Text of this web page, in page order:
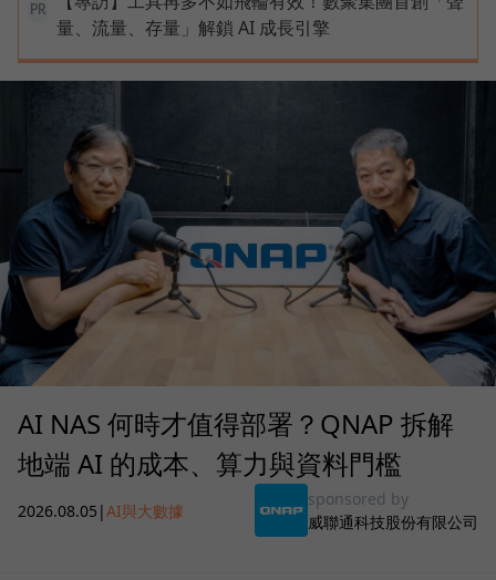
PR
量、流量、存量」解鎖 AI 成長引擎
AI NAS 何時才值得部署？QNAP 拆解
地端 AI 的成本、算力與資料門檻
2026.08.05 |AI與大數據
sponsored by
威聯通科技股份有限公司